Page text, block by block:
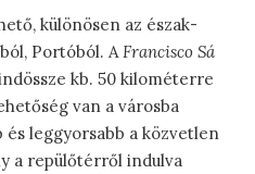
különösen az észak-
Portóból. A Francisco Sá
kb. 50 kilométerre
van a városba
leggyorsabb a közvetlen
a repülőtérről indulva